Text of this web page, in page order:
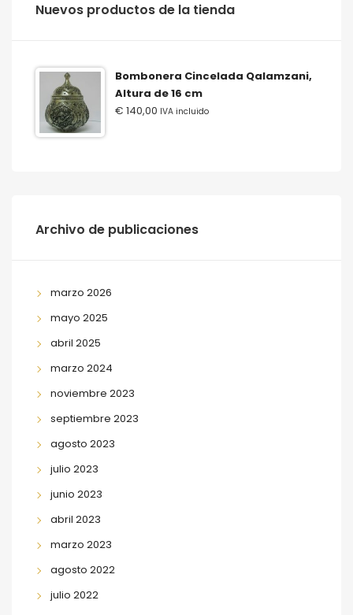
‫‪Nuevos‬‬ ‫‪productos‬‬ ‫‪de‬‬ ‫‪la‬‬ ‫‪tienda‬‬
Bombonera Cincelada Qalamzani,
Altura de 16 cm
€ 140,00 IVA incluido
Archivo de publicaciones
marzo 2026
mayo 2025
abril 2025
marzo 2024
noviembre 2023
septiembre 2023
agosto 2023
julio 2023
junio 2023
abril 2023
marzo 2023
agosto 2022
julio 2022